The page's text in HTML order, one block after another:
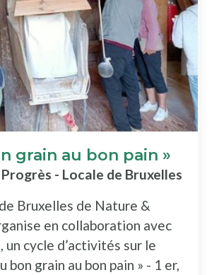
grain au bon pain »
- Locale de Bruxelles
Bruxelles de Nature &
en collaboration avec
un cycle d’activités sur le
bon grain au bon pain » - 1 er,